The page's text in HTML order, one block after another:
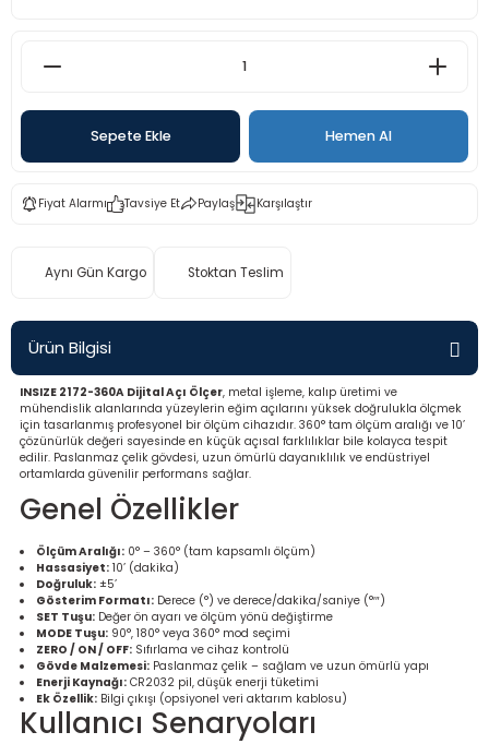
Ölçerler
Sepete Ekle Hemen Al
Fiyat Alarmı Tavsiye Et Paylaş Karşılaştır
Aynı Gün Kargo Stoktan Teslim
Ürün Bilgisi
INSIZE 2172-360A Dijital Açı Ölçer, metal işleme, kalıp üretimi ve
mühendislik alanlarında yüzeylerin eğim açılarını yüksek doğrulukla ölçmek
için tasarlanmış profesyonel bir ölçüm cihazıdır. 360° tam ölçüm aralığı ve 10’
çözünürlük değeri sayesinde en küçük açısal farklılıklar bile kolayca tespit
edilir. Paslanmaz çelik gövdesi, uzun ömürlü dayanıklılık ve endüstriyel
ortamlarda güvenilir performans sağlar.
Genel Özellikler
Ölçüm Aralığı: 0° – 360° (tam kapsamlı ölçüm)
Hassasiyet: 10’ (dakika)
Doğruluk: ±5’
Gösterim Formatı: Derece (°) ve derece/dakika/saniye (°′″)
SET Tuşu: Değer ön ayarı ve ölçüm yönü değiştirme
MODE Tuşu: 90°, 180° veya 360° mod seçimi
ZERO / ON / OFF: Sıfırlama ve cihaz kontrolü
Gövde Malzemesi: Paslanmaz çelik – sağlam ve uzun ömürlü yapı
Enerji Kaynağı: CR2032 pil, düşük enerji tüketimi
Ek Özellik: Bilgi çıkışı (opsiyonel veri aktarım kablosu)
Kullanıcı Senaryoları